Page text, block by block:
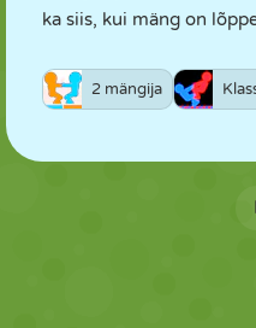
ka siis, kui mäng on
2 mängija